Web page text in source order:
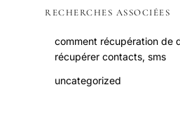
RECHERCHES ASSOCIÉES
comment récupération de
récupérer contacts, sms
uncategorized